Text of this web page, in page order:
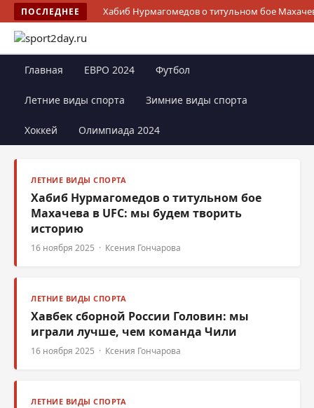
ПОСЛЕДНЕЕ Хабиб Нурмагомедов о титульном бое
Главная ЕВРО 2024 Футбол
Летние виды спорта Зимние виды спорта
Хоккей Олимпиада 2024
ЛЕТНИЕ ВИДЫ СПОРТА
Хабиб Нурмагомедов о титульном бое
Махачева в UFC: мы будем творить
историю
16 ноября 2025 · Ксения Гончарова
ЛЕТНИЕ ВИДЫ СПОРТА
Хавбек сборной России Головин: мы
играли лучше, чем команда Чили
16 ноября 2025 · Ксения Гончарова
ЛЕТНИЕ ВИДЫ СПОРТА